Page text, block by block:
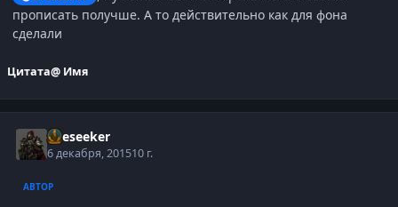
прописать получше. А то действительно как для фона
сделали
Цитата@ Имя
Oreseeker
6 декабря, 201510 г.
АВТОР